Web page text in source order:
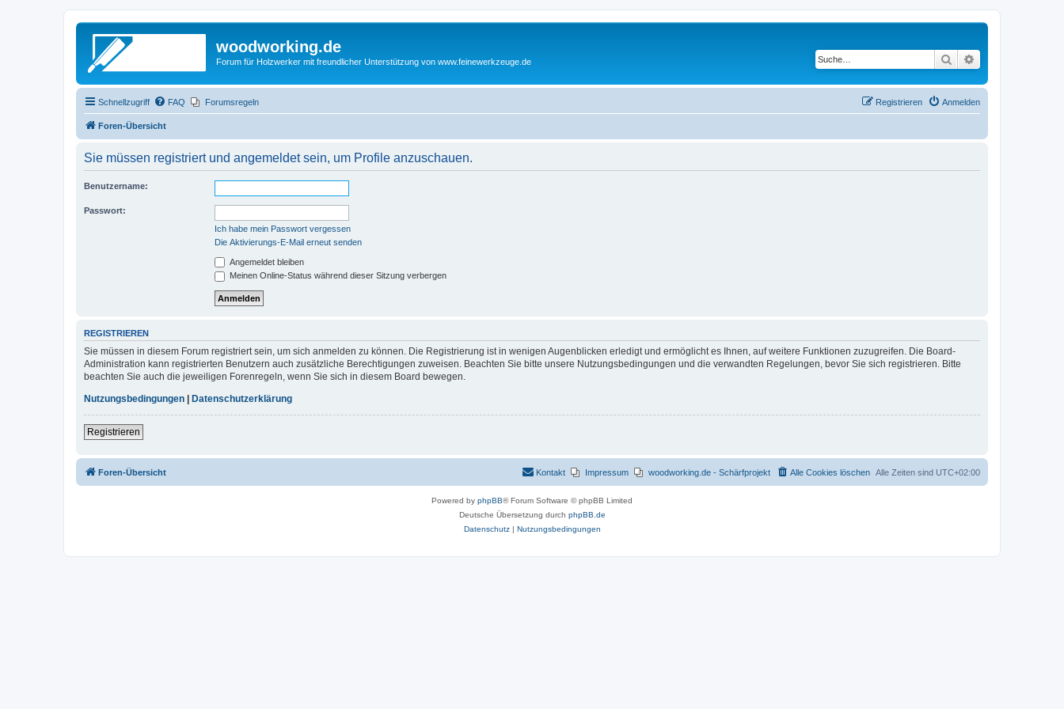
woodworking.de
Forum für Holzwerker mit freundlicher Unterstützung von www.feinewerkzeuge.de Suche
Schnellzugriff FAQ Forumsregeln Anmelden
Registrieren
Foren-Übersicht
Sie müssen registriert und angemeldet sein, um Profile anzuschauen.
Benutzername:
Passwort:
Ich habe mein Passwort vergessen
Die Aktivierungs-E-Mail erneut senden
Angemeldet bleiben
Meinen Online-Status während dieser Sitzung verbergen
REGISTRIEREN
Sie müssen in diesem Forum registriert sein, um sich anmelden zu können. Die Registrierung ist in wenigen Augenblicken erledigt und ermöglicht es Ihnen, auf weitere Funktionen zuzugreifen. Die Board-
Administration kann registrierten Benutzern auch zusätzliche Berechtigungen zuweisen. Beachten Sie bitte unsere Nutzungsbedingungen und die verwandten Regelungen, bevor Sie sich registrieren. Bitte
beachten Sie auch die jeweiligen Forenregeln, wenn Sie sich in diesem Board bewegen.
Nutzungsbedingungen
Datenschutzerklärung
Registrieren
Foren-Übersicht Alle Zeiten sind UTC+02:00
Alle Cookies löschen
woodworking.de - Schärfprojekt
Impressum
Kontakt
Powered by phpBB® Forum Software © phpBB Limited
Deutsche Übersetzung durch phpBB.de
Datenschutz| Nutzungsbedingungen